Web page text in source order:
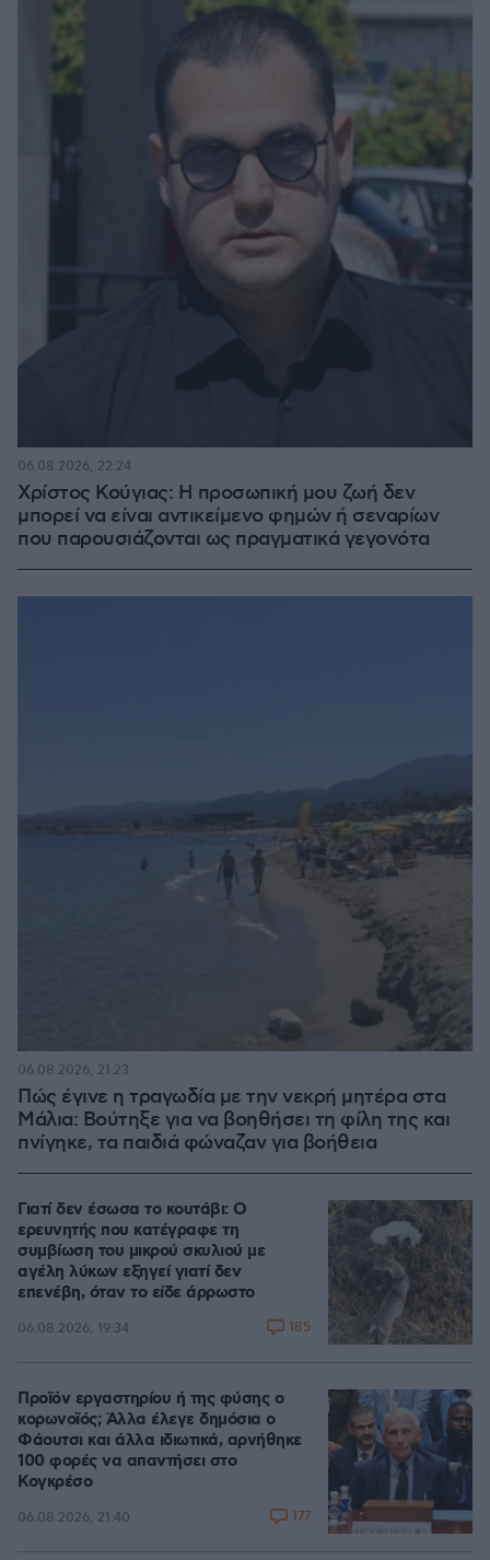
Χρίστος Κούγιας: Η προσωπική μου ζωή δεν
μπορεί να είναι αντικείμενο φημών ή σεναρίων
που παρουσιάζονται ως πραγματικά γεγονότα
06.08.2026, 22:24
Πώς έγινε η τραγωδία με την νεκρή μητέρα στα
Μάλια: Βούτηξε για να βοηθήσει τη φίλη της και
πνίγηκε, τα παιδιά φώναζαν για βοήθεια
06.08.2026, 21:23
Γιατί δεν έσωσα το κουτάβι: Ο
ερευνητής που κατέγραφε τη
συμβίωση του μικρού σκυλιού με
αγέλη λύκων εξηγεί γιατί δεν
επενέβη, όταν το είδε άρρωστο
06.08.2026, 19:34 185
Προϊόν εργαστηρίου ή της φύσης ο
κορωνοϊός; Άλλα έλεγε δημόσια ο
Φάουτσι και άλλα ιδιωτικά, αρνήθηκε
100 φορές να απαντήσει στο
Κογκρέσο
06.08.2026, 21:40 177